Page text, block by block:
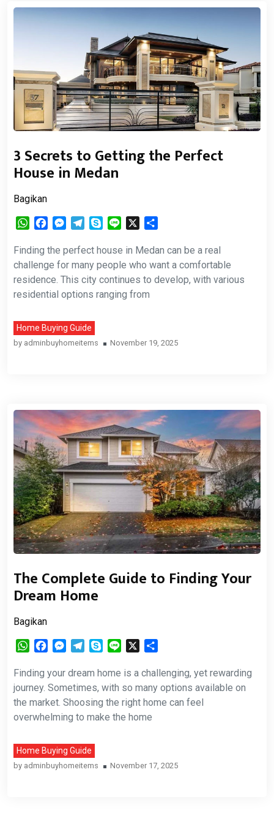
3 Secrets to Getting the Perfect
House in Medan
Bagikan
WhatsApp
FacebookMessenger
TelegramSkypeLine
Finding the perfect house in Medan can be a real
challenge for many people who want a comfortable
residence. This city continues to develop, with various
residential options ranging from
Home Buying Guide
by adminbuyhomeitems November 19, 2025
The Complete Guide to Finding Your
Dream Home
Bagikan
WhatsApp
FacebookMessenger
TelegramSkypeLine
Finding your dream home is a challenging, yet rewarding
journey. Sometimes, with so many options available on
the market. Shoosing the right home can feel
overwhelming to make the home
Home Buying Guide
by adminbuyhomeitems November 17, 2025